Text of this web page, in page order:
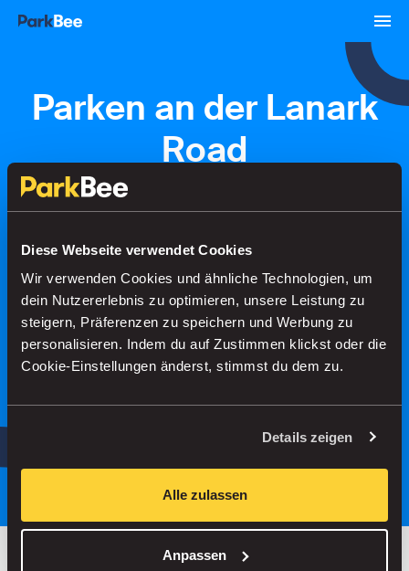
Diese Webseite verwendet Cookies
Wir verwenden Cookies und ähnliche Technologien, um
dein Nutzererlebnis zu optimieren, unsere Leistung zu
steigern, Präferenzen zu speichern und Werbung zu
personalisieren. Indem du auf Zustimmen klickst oder die
Cookie-Einstellungen änderst, stimmst du dem zu.
Details zeigen
Alle zulassen
Anpassen
Parken an der Lanark
Road
Finden Sie Ihren Parkplatz in
Sekundenschnelle
Parken Sie intelligenter, mit unserer
App.